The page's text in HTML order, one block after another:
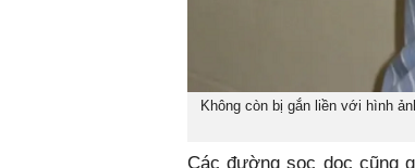
Không còn bị gắn liền với hình
Các đường sọc dọc cũng